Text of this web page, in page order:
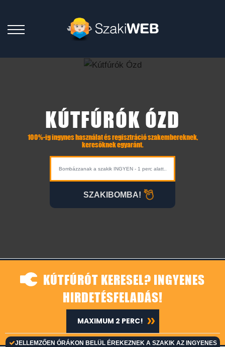
KÚTFÚRÓK ÓZD
100%-ig ingynes használat és regisztráció szakembereknek,
keresőknek egyaránt.
SZAKIBOMBA!
KÚTFÚRÓT KERESEL? INGYENES
HIRDETÉSFELADÁS!
JELLEMZŐEN ÓRÁKON BELÜL ÉREKEZNEK A SZAKIK AZ INGYENES
MAXIMUM 2 PERC!